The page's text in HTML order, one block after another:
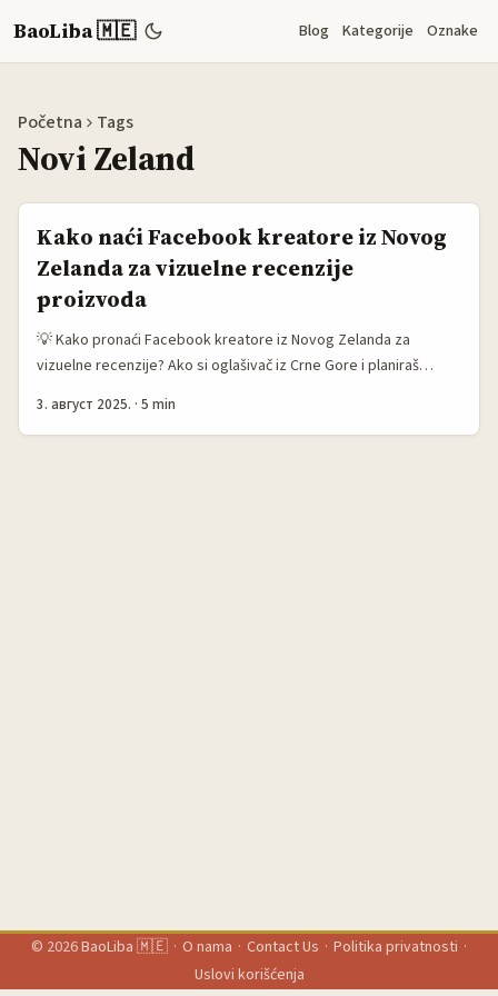
BaoLiba 🇲🇪 Blog Kategorije Oznake
Početna Tags
Novi Zeland
Kako naći Facebook kreatore iz Novog
Zelanda za vizuelne recenzije
proizvoda
💡 Kako pronaći Facebook kreatore iz Novog Zelanda za
vizuelne recenzije? Ako si oglašivač iz Crne Gore i planiraš
nego što možda misliš da nađeš prave kreatore u Novom
3. август 2025. · 5 min
© 2026BaoLiba 🇲🇪 · O nama · Contact Us · Politika privatnosti ·
Uslovi korišćenja